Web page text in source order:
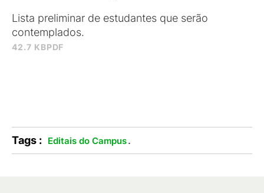
42.7 KBPDF
Lista preliminar de estudantes que serão
contemplados.
Tags : Editais do Campus.